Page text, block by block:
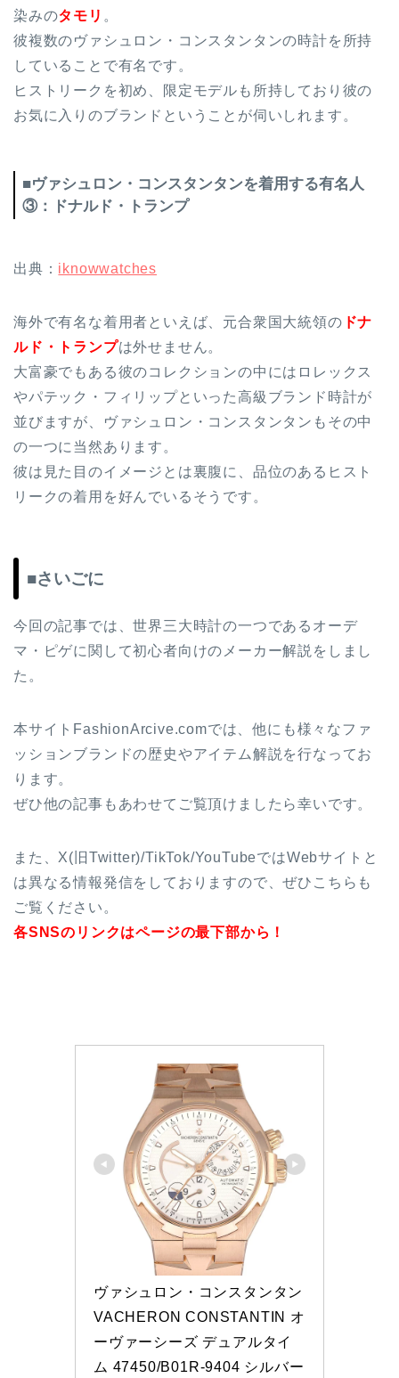
染みのタモリ 。
彼複数のヴァシュロン・コンスタンタンの時計を所持
していることで有名です。
ヒストリークを初め、限定モデルも所持しており彼の
お気に入りのブランドということが伺いしれます。
■ヴァシュロン・コンスタンタンを着用する有名人
③：ドナルド・トランプ
出典： iknowwatches
海外で有名な着用者といえば、元合衆国大統領の ドナ
ルド・トランプは外せません。
大富豪でもある彼のコレクションの中にはロレックス
やパテック・フィリップといった高級ブランド時計が
並びますが、ヴァシュロン・コンスタンタンもその中
の一つに当然あります。
彼は見た目のイメージとは裏腹に、品位のあるヒスト
リークの着用を好んでいるそうです。
■さいごに
今回の記事では、世界三大時計の一つであるオーデ
マ・ピゲに関して初心者向けのメーカー解説をしまし
た。
本サイトFashionArcive.comでは、他にも様々なファ
ッションブランドの歴史やアイテム解説を行なってお
ります。
ぜひ他の記事もあわせてご覧頂けましたら幸いです。
また、X(旧Twitter)/TikTok/YouTubeではWebサイトと
は異なる情報発信をしておりますので、ぜひこちらも
ご覧ください。
各SNSのリンクはページの最下部から！
ヴァシュロン・コンスタンタン
VACHERON CONSTANTIN オ
ーヴァーシーズ デュアルタイ
ム 47450/B01R-9404 シルバー